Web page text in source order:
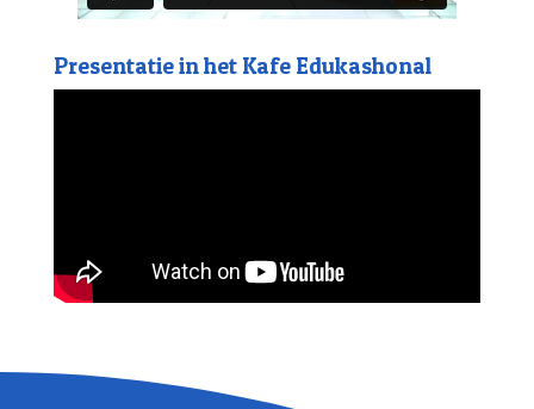
Presentatie in het Kafe Edukashonal